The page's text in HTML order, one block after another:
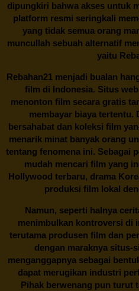
dipungkiri bahwa akses untuk
platform resmi seringkali
yang tidak semua orang
muncullah sebuah alternatif
yaitu
Rebahan21menjadi bualan
film di Indonesia. Situs
menonton film secara gratis
membayar biaya tertentu.
bersahabat dan koleksi film
menarik minat banyak orang
tentang fenomena ini. Sebagai
mudah mencari film yang
Hollywood terbaru, drama
produksi film lokal
Namun, seperti halnya
menimbulkan kontroversi di
terutama produsen film dan
dengan maraknya situs-
menganggapnya sebagai
dapat merugikan industri
Pihak berwenang pun turut